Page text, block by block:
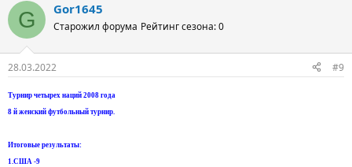
G Gor1645
Старожил форума Рейтинг сезона: 0
28.03.2022 #9
Турнир четырех наций 2008 года
8 й женский футбольный турнир.
Итоговые результаты:
1.США -9